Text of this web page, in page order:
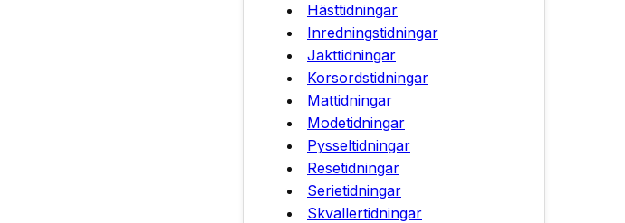
Hästtidningar
Inredningstidningar
Jakttidningar
Korsordstidningar
Mattidningar
Modetidningar
Pysseltidningar
Resetidningar
Serietidningar
Skvallertidningar